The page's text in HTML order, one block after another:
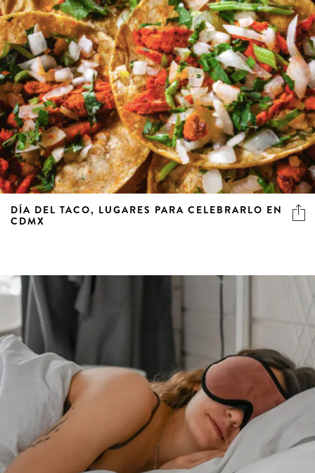
DÍA DEL TACO, LUGARES PARA CELEBRARLO EN
CDMX